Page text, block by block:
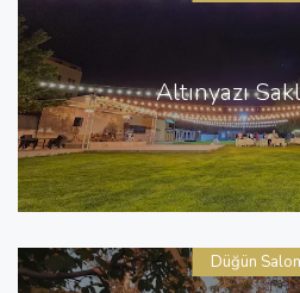
Altınyazı
Düğün